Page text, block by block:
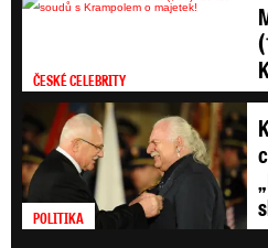
ČESKÉ CELEBRITY
POLITIKA